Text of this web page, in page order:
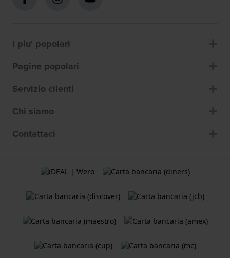
I piu' popolari
Pagine popolari
Servizio clienti
Chi siamo
Contattaci